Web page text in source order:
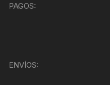
PAGOS:
ENVÍOS: